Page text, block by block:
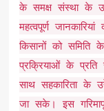
के समक्ष संस्था के
महत्वपूर्ण
किसानों को समिति
प्रक्रियाओं के प्रति
साथ सहकारिता के
जा सके। ​इस